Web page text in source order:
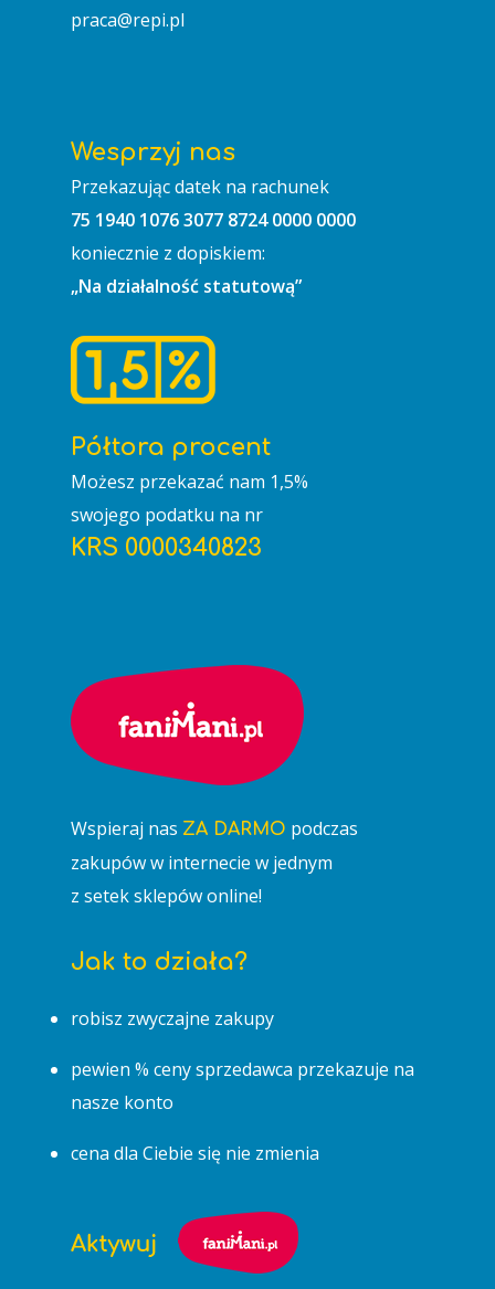
praca@repi.pl
Wesprzyj nas
Przekazując datek na rachunek
75 1940 1076 3077 8724 0000 0000
koniecznie z dopiskiem:
„Na działalność statutową”
Półtora procent
Możesz przekazać nam 1,5%
swojego podatku na nr
KRS 0000340823
Wspieraj nas ZA DARMO podczas
zakupów w internecie w jednym
z setek sklepów online!
Jak to działa?
robisz zwyczajne zakupy
pewien % ceny sprzedawca przekazuje na
nasze konto
cena dla Ciebie się nie zmienia
Pracownie
1,5%